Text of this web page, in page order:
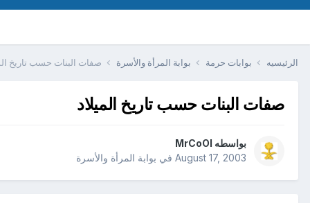
الرئيسيه بوابات حرمة بوابة المرأة والأسرة صفات البنات حسب تاريخ
صفات البنات حسب تاريخ الميلاد
بواسطه MrCoOl
August 17, 2003 في بوابة المرأة والأسرة